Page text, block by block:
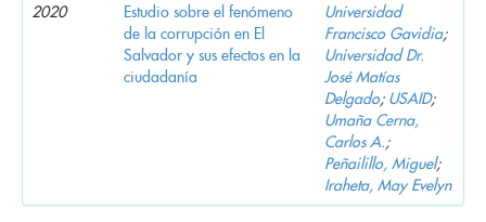
2020
Estudio sobre el fenómeno
de la corrupción en El
Salvador y sus efectos en la
ciudadanía
Universidad
Francisco Gavidia;
Universidad Dr.
José Matías
Delgado; USAID;
Umaña Cerna,
Carlos A.;
Peñailillo, Miguel;
Iraheta, May Evelyn